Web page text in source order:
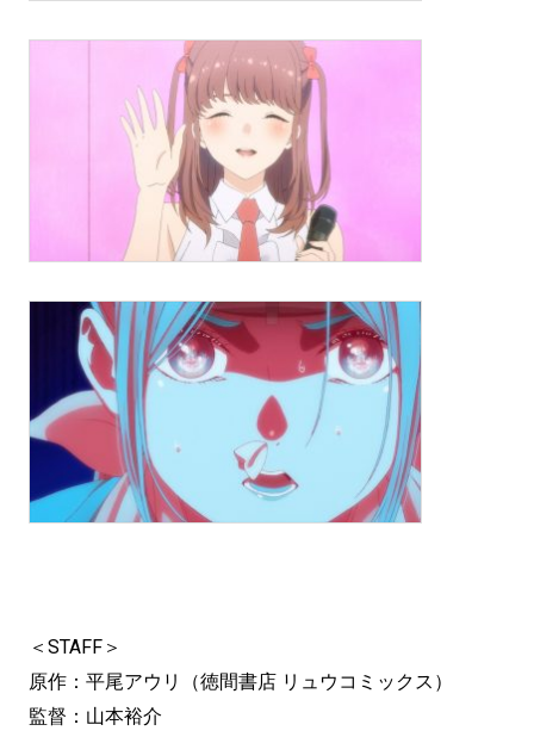
＜STAFF＞
原作：平尾アウリ（徳間書店 リュウコミックス）
監督：山本裕介